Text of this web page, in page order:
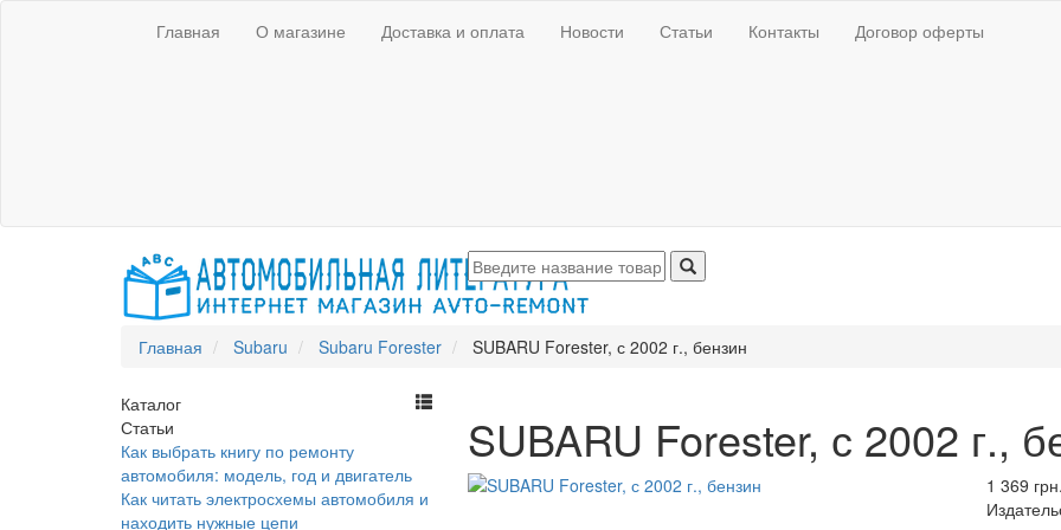
Главная О магазине Доставка и оплата Новости Статьи Контакты Договор оферты
Главная Subaru Subaru Forester SUBARU Forester, с 2002 г., бензин
Каталог
Статьи
Как выбрать книгу по ремонту
автомобиля: модель, год и двигатель
Как читать электросхемы автомобиля и
находить нужные цепи
SUBARU Forester, с 2002 г.,
1 369